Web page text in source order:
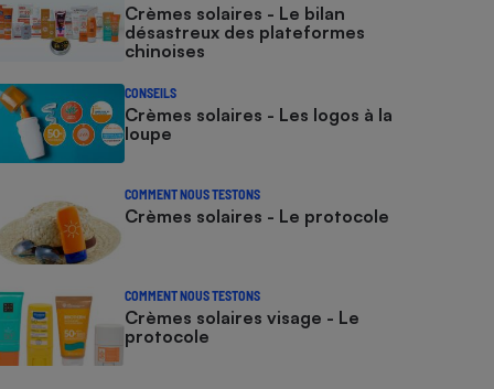
Crèmes solaires - Le bilan
désastreux des plateformes
chinoises
CONSEILS
Crèmes solaires - Les logos à la
loupe
COMMENT NOUS TESTONS
Crèmes solaires - Le protocole
COMMENT NOUS TESTONS
Crèmes solaires visage - Le
protocole